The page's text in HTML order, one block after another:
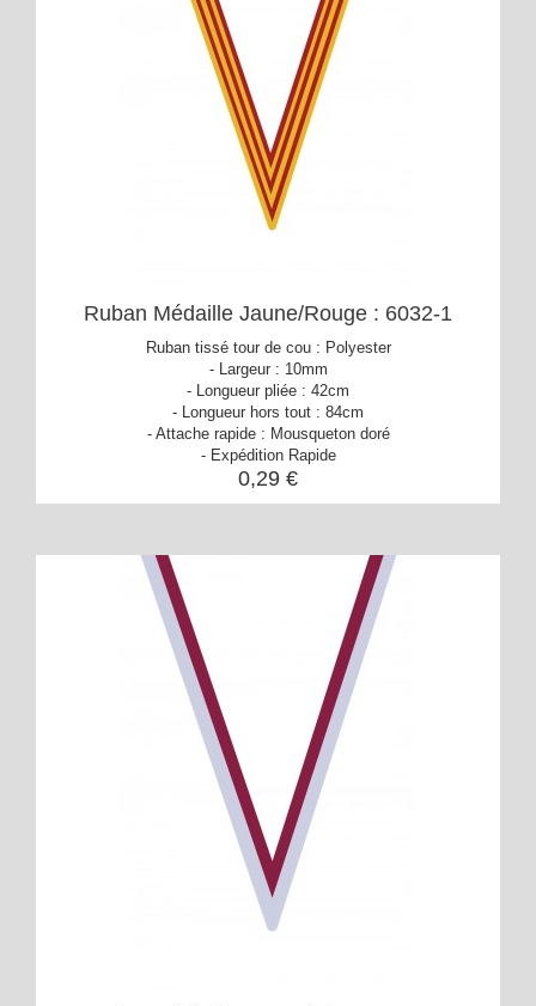
Ruban Médaille Jaune/Rouge : 6032-1
Ruban tissé tour de cou : Polyester
- Largeur : 10mm
- Longueur pliée : 42cm
- Longueur hors tout : 84cm
- Attache rapide : Mousqueton doré
- Expédition Rapide
0,29 €